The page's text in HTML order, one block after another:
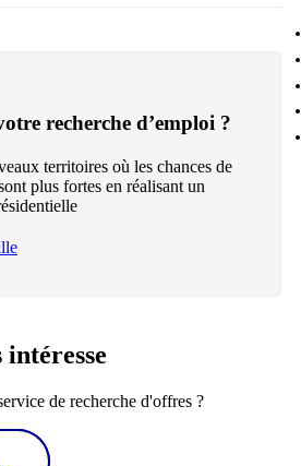
recherche d’emploi ?
territoires où les chances de
plus fortes en réalisant un
de recherche d'offres ?